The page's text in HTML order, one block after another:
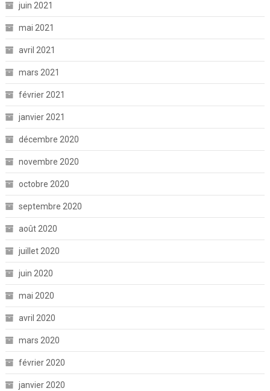
juin 2021
mai 2021
avril 2021
mars 2021
février 2021
janvier 2021
décembre 2020
novembre 2020
octobre 2020
septembre 2020
août 2020
juillet 2020
juin 2020
mai 2020
avril 2020
mars 2020
février 2020
janvier 2020